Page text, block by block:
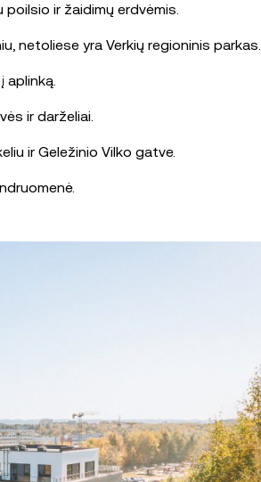
ir žaidimų erdvėmis.
netoliese yra Verkių regioninis parkas.
aplinką.
ir darželiai.
ir Geležinio Vilko gatve.